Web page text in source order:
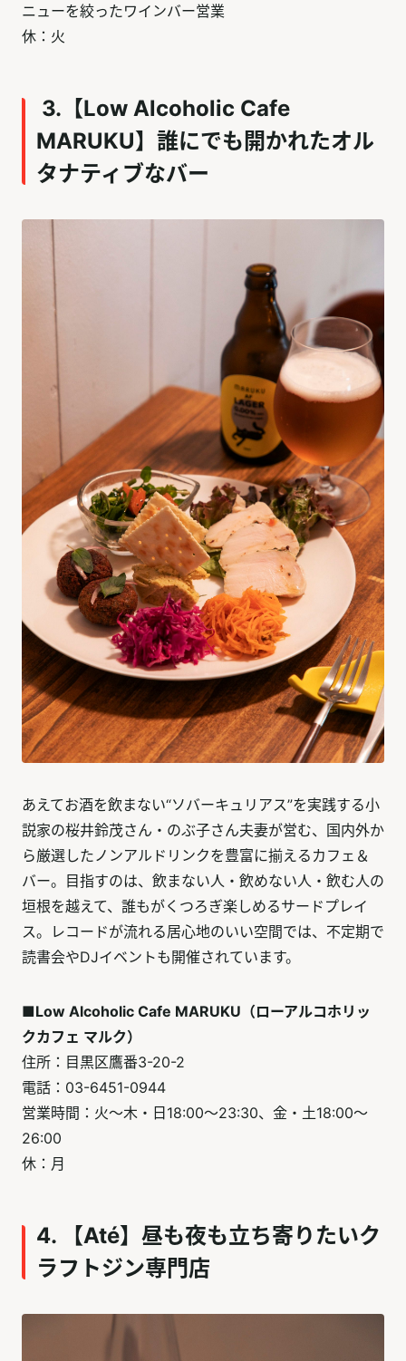
ニューを絞ったワインバー営業
休：火
3.【Low Alcoholic Cafe
MARUKU】誰にでも開かれたオル
タナティブなバー
あえてお酒を飲まない“ソバーキュリアス”を実践する小
説家の桜井鈴茂さん・のぶ子さん夫妻が営む、国内外か
ら厳選したノンアルドリンクを豊富に揃えるカフェ＆
バー。目指すのは、飲まない人・飲めない人・飲む人の
垣根を越えて、誰もがくつろぎ楽しめるサードプレイ
ス。レコードが流れる居心地のいい空間では、不定期で
読書会やDJイベントも開催されています。
■Low Alcoholic Cafe MARUKU（ローアルコホリッ
クカフェ マルク）
住所：目黒区鷹番3-20-2
電話：03-6451-0944
営業時間：火～木・日18:00～23:30、金・土18:00～
26:00
休：月
4. 【Até】昼も夜も立ち寄りたいク
ラフトジン専門店